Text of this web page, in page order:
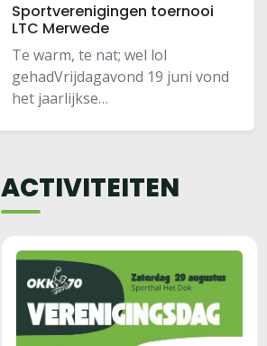
Sportverenigingen toernooi
LTC Merwede
Te warm, te nat; wel lol
gehadVrijdagavond 19 juni vond
het jaarlijkse
sportverenigingen namen de
rackets in handen om tegen
een…
ACTIVITEITEN